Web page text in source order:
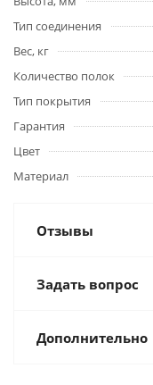
Тип соединения
Вес, кг
Количество полок
Тип покрытия
Гарантия
Цвет
Материал
Отзывы
Задать вопрос
Дополнительно